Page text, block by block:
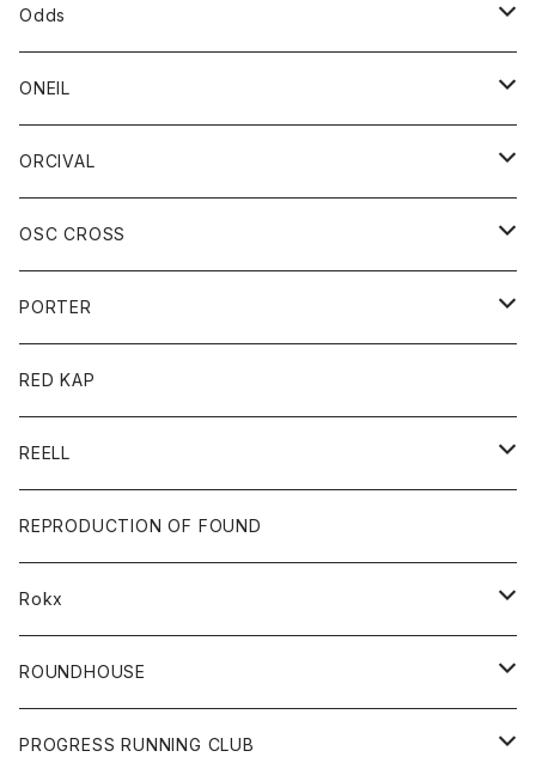
シャツ
ショートパンツ
パンツ
レディース
シャツ
Tシャツ
ストール/マフラー
シャツ
シャツジャケット
ロングスリーブＴシャツ
ボトム
ショートパンツ
ジーンズ
スエット
ボトム
ショートパンツ
パンツ
レディース
ボトム
Odds
帽子
ONEIL
スカート
ORCIVAL
アウター
コート
ジャケット
アクセサリー
バッグ
キッズ
Tシャツ
帽子
グッズ
靴
バック
トップス
カットソー
カーディガン
ボトムス
ショートパンツ
パンツ
レディース
カットソー
OSC CROSS
ダウンジャケット
PORTER
カードホルダー
キーホルダー
財布
バック
RED KAP
REELL
パンツ
ショートパンツ
REPRODUCTION OF FOUND
Rokx
ボトム
ROUNDHOUSE
エプロン
PROGRESS RUNNING CLUB